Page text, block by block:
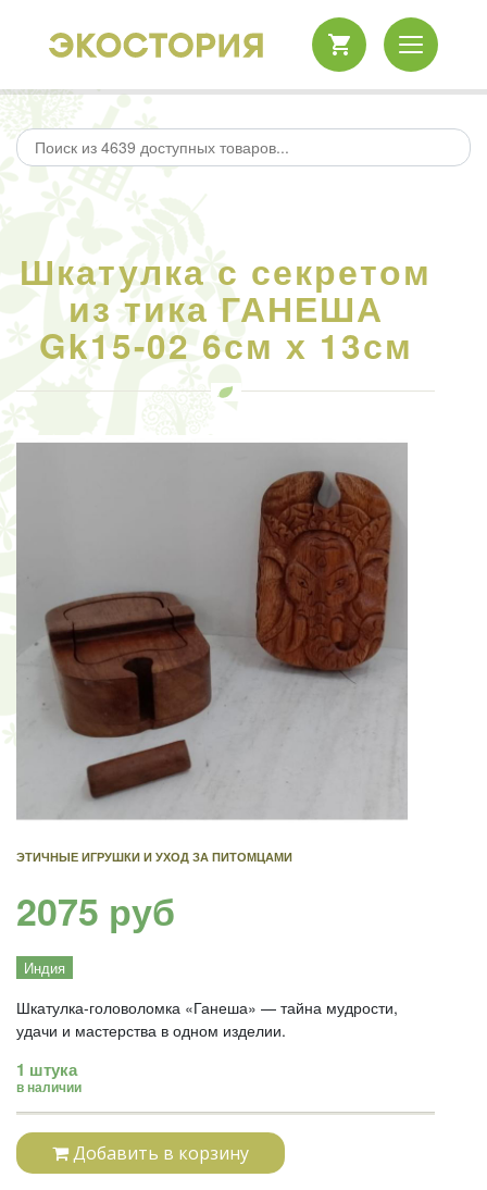
Шкатулка с секретом
из тика ГАНЕША
Gk15-02 6см х 13см
ЭТИЧНЫЕ ИГРУШКИ И УХОД ЗА ПИТОМЦАМИ
2075 руб
Индия
Шкатулка-головоломка «Ганеша» — тайна мудрости,
удачи и мастерства в одном изделии.
1 штука
в наличии
Добавить в корзину